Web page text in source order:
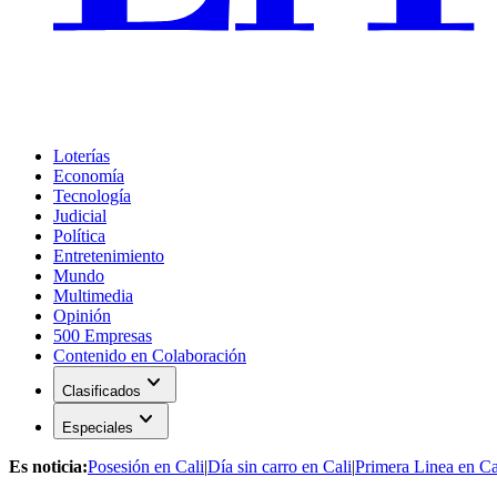
Loterías
Economía
Tecnología
Judicial
Política
Entretenimiento
Mundo
Multimedia
Opinión
500 Empresas
Contenido en Colaboración
Clasificados expand_more
Especiales expand_more
Es noticia:Posesión en Cali|Día sin carro en Cali|Primera Linea en